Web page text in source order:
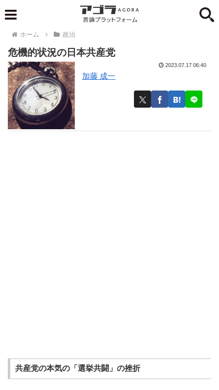
ホーム 政治
危機的状況の日本共産党
加藤 成一
2023.07.17 06:40
共産党の本気の「選挙共闘」の挫折